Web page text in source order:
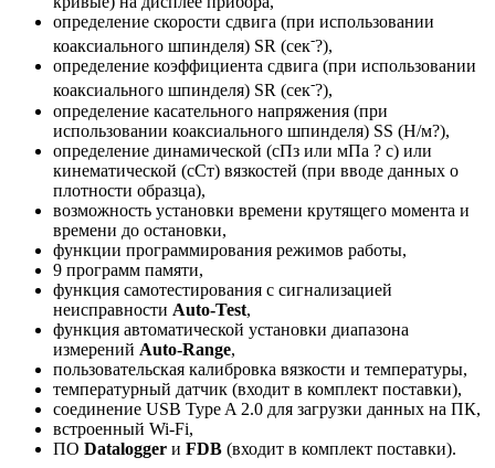
определение скорости сдвига (при использовании
коаксиального шпинделя) SR (сек-?),
определение коэффициента сдвига (при использовании
коаксиального шпинделя) SR (сек-?),
определение касательного напряжения (при
использовании коаксиального шпинделя) SS (Н/м?),
определение динамической (сПз или мПа ? с) или
кинематической (cСт) вязкостей (при вводе данных о
плотности образца),
возможность установки времени крутящего момента и
времени до остановки,
функции программирования режимов работы,
9 программ памяти,
функция самотестирования с сигнализацией
неисправности Auto-Test,
функция автоматической установки диапазона
измерений Auto-Range,
пользовательская калибровка вязкости и температуры,
температурный датчик (входит в комплект поставки),
соединение USB Type A 2.0 для загрузки данных на ПК,
встроенный Wi-Fi,
ПО Datalogger и FDB (входит в комплект поставки).